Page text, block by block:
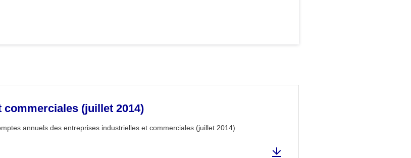
(juillet 2014)
annuels des entreprises industrielles et commerciales (juillet 2014)